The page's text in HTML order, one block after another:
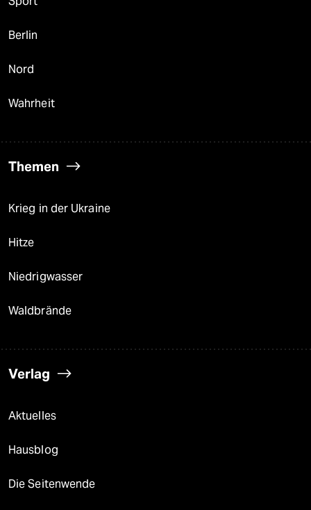
Berlin
Nord
Wahrheit
Themen
Krieg in der Ukraine
Hitze
Niedrigwasser
Waldbrände
Verlag
Aktuelles
Hausblog
Die Seitenwende